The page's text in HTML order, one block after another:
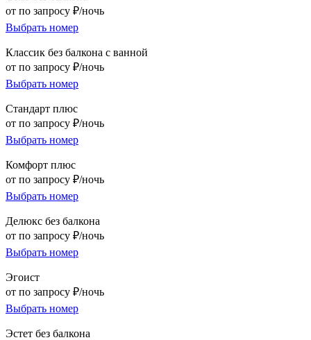
от по запросу ₽/ночь
Выбрать номер
Классик без балкона с ванной
от по запросу ₽/ночь
Выбрать номер
Стандарт плюс
от по запросу ₽/ночь
Выбрать номер
Комфорт плюс
от по запросу ₽/ночь
Выбрать номер
Делюкс без балкона
от по запросу ₽/ночь
Выбрать номер
Эгоист
от по запросу ₽/ночь
Выбрать номер
Эстет без балкона